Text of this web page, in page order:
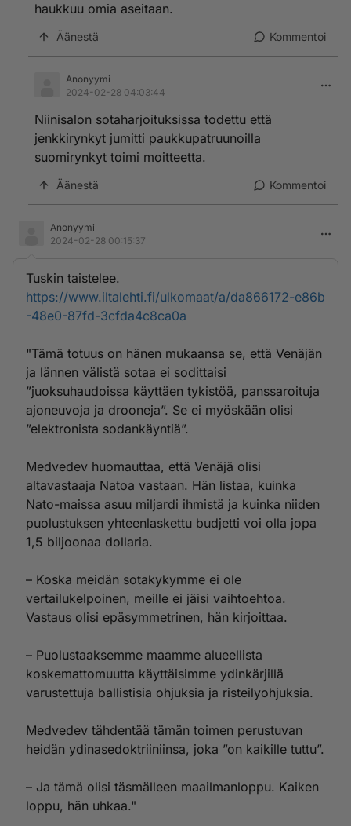
haukkuu omia aseitaan.
Äänestä Kommentoi
Anonyymi
2024-02-28 04:03:44
Niinisalon sotaharjoituksissa todettu että
jenkkirynkyt jumitti paukkupatruunoilla
suomirynkyt toimi moitteetta.
Äänestä Kommentoi
Anonyymi
2024-02-28 00:15:37
Tuskin taistelee.
https://www.iltalehti.fi/ulkomaat/a/da866172-e86b
-48e0-87fd-3cfda4c8ca0a
"Tämä totuus on hänen mukaansa se, että Venäjän
ja lännen välistä sotaa ei sodittaisi
”juoksuhaudoissa käyttäen tykistöä, panssaroituja
ajoneuvoja ja drooneja”. Se ei myöskään olisi
”elektronista sodankäyntiä”.
Medvedev huomauttaa, että Venäjä olisi
altavastaaja Natoa vastaan. Hän listaa, kuinka
Nato-maissa asuu miljardi ihmistä ja kuinka niiden
puolustuksen yhteenlaskettu budjetti voi olla jopa
1,5 biljoonaa dollaria.
– Koska meidän sotakykymme ei ole
vertailukelpoinen, meille ei jäisi vaihtoehtoa.
Vastaus olisi epäsymmetrinen, hän kirjoittaa.
– Puolustaaksemme maamme alueellista
koskemattomuutta käyttäisimme ydinkärjillä
varustettuja ballistisia ohjuksia ja risteilyohjuksia.
Medvedev tähdentää tämän toimen perustuvan
heidän ydinasedoktriiniinsa, joka ”on kaikille tuttu”.
– Ja tämä olisi täsmälleen maailmanloppu. Kaiken
loppu, hän uhkaa."